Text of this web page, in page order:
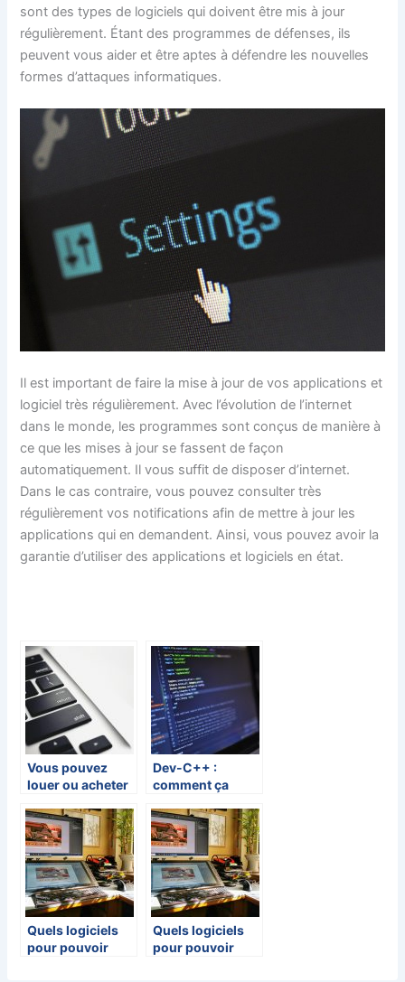
sont des types de logiciels qui doivent être mis à jour
régulièrement. Étant des programmes de défenses, ils
peuvent vous aider et être aptes à défendre les nouvelles
formes d’attaques informatiques.
Il est important de faire la mise à jour de vos applications et
logiciel très régulièrement. Avec l’évolution de l’internet
dans le monde, les programmes sont conçus de manière à
ce que les mises à jour se fassent de façon
automatiquement. Il vous suffit de disposer d’internet.
Dans le cas contraire, vous pouvez consulter très
régulièrement vos notifications afin de mettre à jour les
applications qui en demandent. Ainsi, vous pouvez avoir la
garantie d’utiliser des applications et logiciels en état.
Vous pouvez
louer ou acheter
Dev-C++ :
comment ça
trouver ?
Quels logiciels
pour pouvoir
Quels logiciels
pour pouvoir